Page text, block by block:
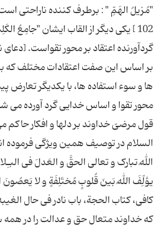
102 ] یکی دیگر از القاب ایشان "جامِعُ
بر اساس این صفت اعتقادات مختلف که
ها و سوء استفاده ها، با یکدیگر تعارض
محور تقوا و اساس خدایی گرد آورده می
قول مرضیّ خداوند بر دلها و افکار حاکم
السلام در توصیف همین ویژگی فرموده
اللهُ تبارک و تعالی الحقَّ و العَدلَ فی
یؤلِّفَ اللهُ بَینَ قُلوبٍ مُختَلِفَةٍ و لا
که خداوند متعال حق و عدالت را در همه